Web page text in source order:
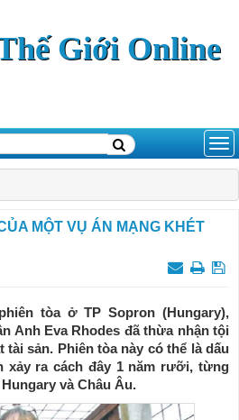
Giới Online
MỘT VỤ ÁN MẠNG KHÉT
tòa ở TP Sopron (Hungary),
Anh Eva Rhodes đã thừa nhận tội
sản. Phiên tòa này có thể là dấu
xảy ra cách đây 1 năm rưỡi, từng
và Châu Âu.